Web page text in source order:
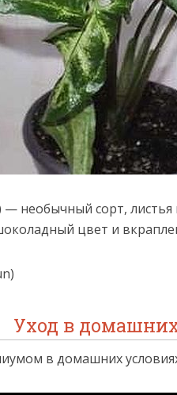
необычный сорт,
цвет и
Уход в
в домашних